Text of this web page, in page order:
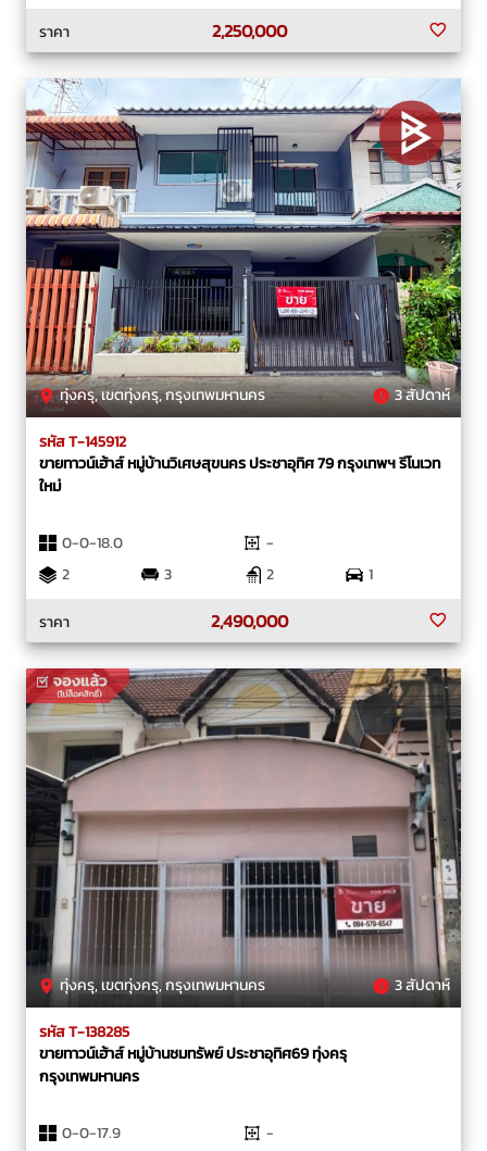
ราคา 2,250,000
ทุ่งครุ, เขตทุ่งครุ, กรุงเทพมหานคร 3 สัปดาห์
รหัส T-145912
ขายทาวน์เฮ้าส์ หมู่บ้านวิเศษสุขนคร ประชาอุทิศ 79 กรุงเทพฯ รีโนเวท
ใหม่
0-0-18.0
-
2
3 2
1
ราคา
2,490,000
ทุ่งครุ, เขตทุ่งครุ, กรุงเทพมหานคร 3 สัปดาห์
รหัส T-138285
ขายทาวน์เฮ้าส์ หมู่บ้านชมทรัพย์ ประชาอุทิศ69 ทุ่งครุ
กรุงเทพมหานคร
0-0-17.9
-